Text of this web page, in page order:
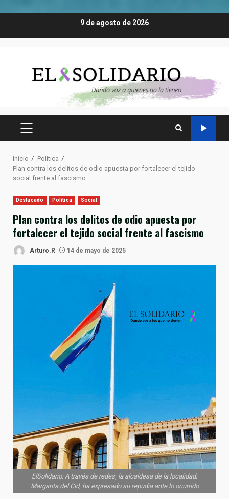
9 de agosto de 2026
MENÚ
Inicio
Política
Plan contra los delitos de odio apuesta por fortalecer el tejido
social frente al fascismo
Destacado Política Social
Plan contra los delitos de odio apuesta por
fortalecer el tejido social frente al fascismo
Arturo.R 14 de mayo de 2025
ElSolidario: A través de redes, la alcaldesa de la localidad,
Margarita del Cid, ha expresado su repudia ante lo ocurrido